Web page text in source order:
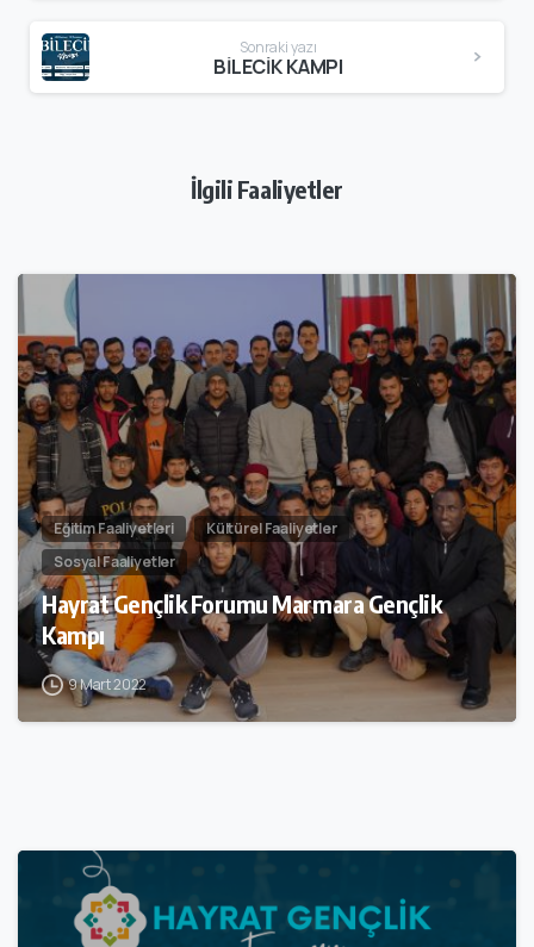
Sonraki yazı
BİLECİK KAMPI
İlgili Faaliyetler
Eğitim Faaliyetleri
Kültürel Faaliyetler
Sosyal Faaliyetler
Hayrat Gençlik Forumu Marmara Gençlik
Kampı
9 Mart 2022